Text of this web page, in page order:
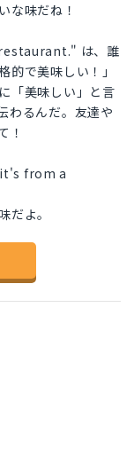
な味だね！
は、誰
的で美味しい！」
「美味しい」と言
わるんだ。友達や
！
from a
だよ。